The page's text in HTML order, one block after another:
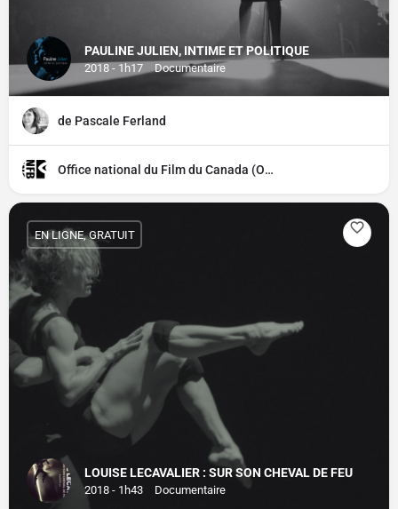
PAULINE JULIEN, INTIME ET POLITIQUE
2018 - 1h17 Documentaire
de Pascale Ferland
Office national du Film du Canada (ONF)
LOUISE LECAVALIER : SUR SON CHEVAL DE FEU
2018 - 1h43 Documentaire
EN LIGNE, GRATUIT